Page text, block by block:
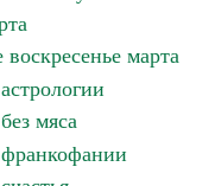
марта
мяса